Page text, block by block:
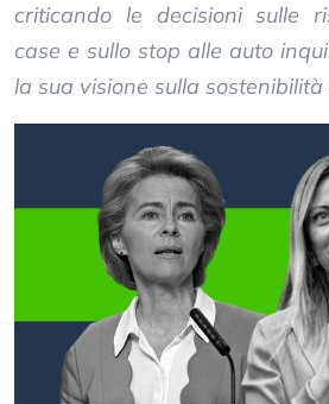
criticando le decisioni sulle
case e sullo stop alle auto
la sua visione sulla sostenibilità